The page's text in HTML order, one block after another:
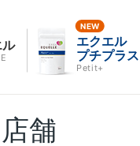
ル
エクエル
プチプラス
Petit+
舗